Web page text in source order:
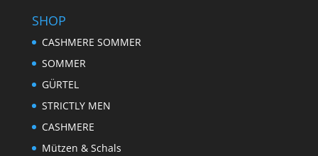
SHOP
CASHMERE SOMMER
SOMMER
GÜRTEL
STRICTLY MEN
CASHMERE
Mützen & Schals